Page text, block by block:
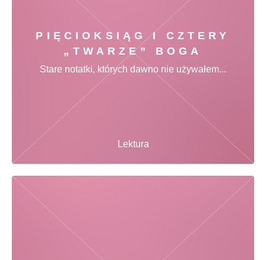
PIĘCIOKSIĄG I CZTERY
„TWARZE” BOGA
Lektura
Stare notatki, których dawno nie używałem...